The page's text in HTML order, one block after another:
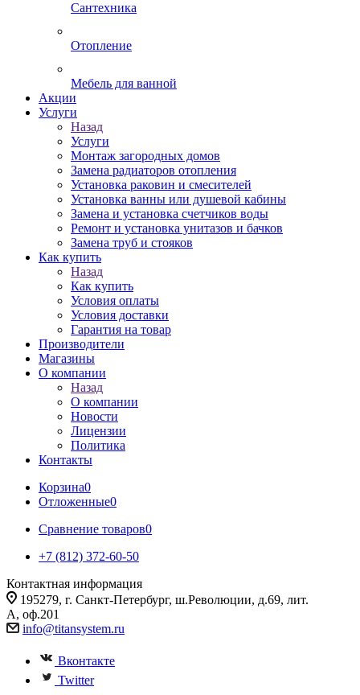
Сантехника
Отопление
Мебель для ванной
Акции
Услуги
Назад
Услуги
Монтаж загородных домов
Замена радиаторов отопления
Установка раковин и смесителей
Установка ванны или душевой кабины
Замена и установка счетчиков воды
Ремонт и установка унитазов и бачков
Замена труб и стояков
Как купить
Назад
Как купить
Условия оплаты
Условия доставки
Гарантия на товар
Производители
Магазины
О компании
Назад
О компании
Новости
Лицензии
Политика
Контакты
Корзина0
Отложенные0
Сравнение товаров0
+7 (812) 372-60-50
Контактная информация
195279, г. Санкт-Петербург, ш.Революции, д.69, лит.
А, оф.201
info@titansystem.ru
Вконтакте
Twitter